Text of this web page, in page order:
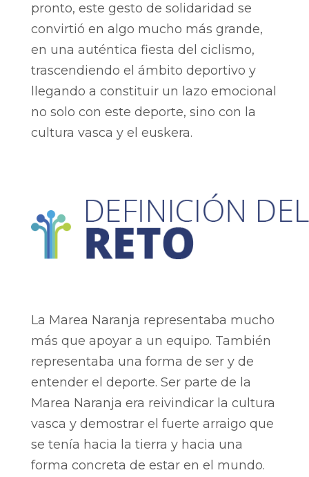
pronto, este gesto de solidaridad se
convirtió en algo mucho más grande,
en una auténtica fiesta del ciclismo,
trascendiendo el ámbito deportivo y
llegando a constituir un lazo emocional
no solo con este deporte, sino con la
cultura vasca y el euskera.
La Marea Naranja representaba mucho
más que apoyar a un equipo. También
representaba una forma de ser y de
entender el deporte. Ser parte de la
Marea Naranja era reivindicar la cultura
vasca y demostrar el fuerte arraigo que
se tenía hacia la tierra y hacia una
forma concreta de estar en el mundo.